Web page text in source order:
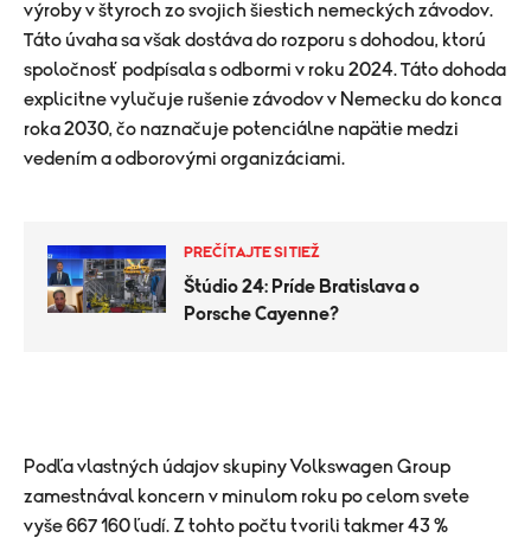
výroby v štyroch zo svojich šiestich nemeckých závodov.
Táto úvaha sa však dostáva do rozporu s dohodou, ktorú
spoločnosť podpísala s odbormi v roku 2024. Táto dohoda
explicitne vylučuje rušenie závodov v Nemecku do konca
roka 2030, čo naznačuje potenciálne napätie medzi
vedením a odborovými organizáciami.
PREČÍTAJTE SI TIEŽ
Štúdio 24: Príde Bratislava o
Porsche Cayenne?
Podľa vlastných údajov skupiny Volkswagen Group
zamestnával koncern v minulom roku po celom svete
vyše 667 160 ľudí. Z tohto počtu tvorili takmer 43 %